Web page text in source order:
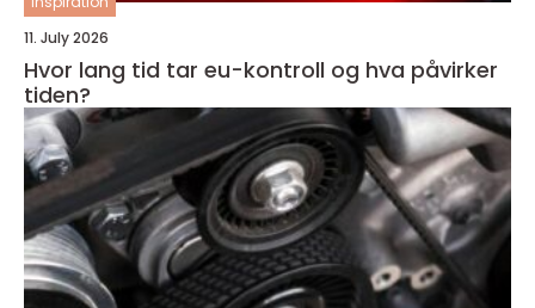
11. July 2026
Hvor lang tid tar eu-kontroll og hva påvirker
tiden?